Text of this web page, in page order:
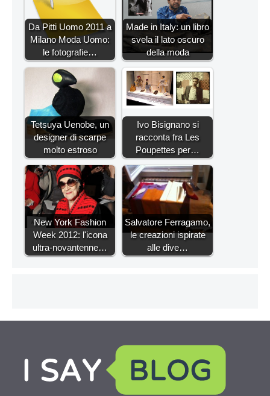
Da Pitti Uomo 2011 a
Milano Moda Uomo:
le fotografie…
Made in Italy: un libro
svela il lato oscuro
della moda
Tetsuya Uenobe, un
designer di scarpe
molto estroso
Ivo Bisignano si
racconta fra Les
Poupettes per…
New York Fashion
Week 2012: l'icona
ultra-novantenne…
Salvatore Ferragamo,
le creazioni ispirate
alle dive…